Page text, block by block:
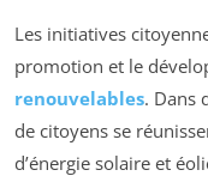
Les initiatives
promotion et le
renouvelables. Dans
de citoyens se
d’énergie solaire et